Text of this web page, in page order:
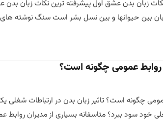
بین حیوانها و بین نسل بشر است سنگ نوشته های
روابط عمومی چگونه است؟
عمومی چگونه است؟ تاثیر زبان بدن در ارتباطات
خود سود ببرد؟ متاسفانه بسیاری از مدیران